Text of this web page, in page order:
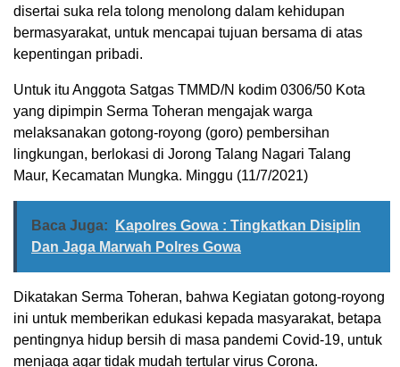
disertai suka rela tolong menolong dalam kehidupan
bermasyarakat, untuk mencapai tujuan bersama di atas
kepentingan pribadi.
Untuk itu Anggota Satgas TMMD/N kodim 0306/50 Kota
yang dipimpin Serma Toheran mengajak warga
melaksanakan gotong-royong (goro) pembersihan
lingkungan, berlokasi di Jorong Talang Nagari Talang
Maur, Kecamatan Mungka. Minggu (11/7/2021)
Baca Juga:
Kapolres Gowa : Tingkatkan Disiplin
Dan Jaga Marwah Polres Gowa
Dikatakan Serma Toheran, bahwa Kegiatan gotong-royong
ini untuk memberikan edukasi kepada masyarakat, betapa
pentingnya hidup bersih di masa pandemi Covid-19, untuk
menjaga agar tidak mudah tertular virus Corona.